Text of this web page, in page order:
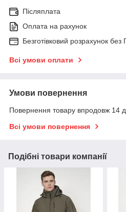
Післяплата
Оплата на рахунок
Безготівковий розрахунок
Всі умови оплати
Умови повернення
Повернення товару впродовж 14
Всі умови повернення
Подібні товари компанії